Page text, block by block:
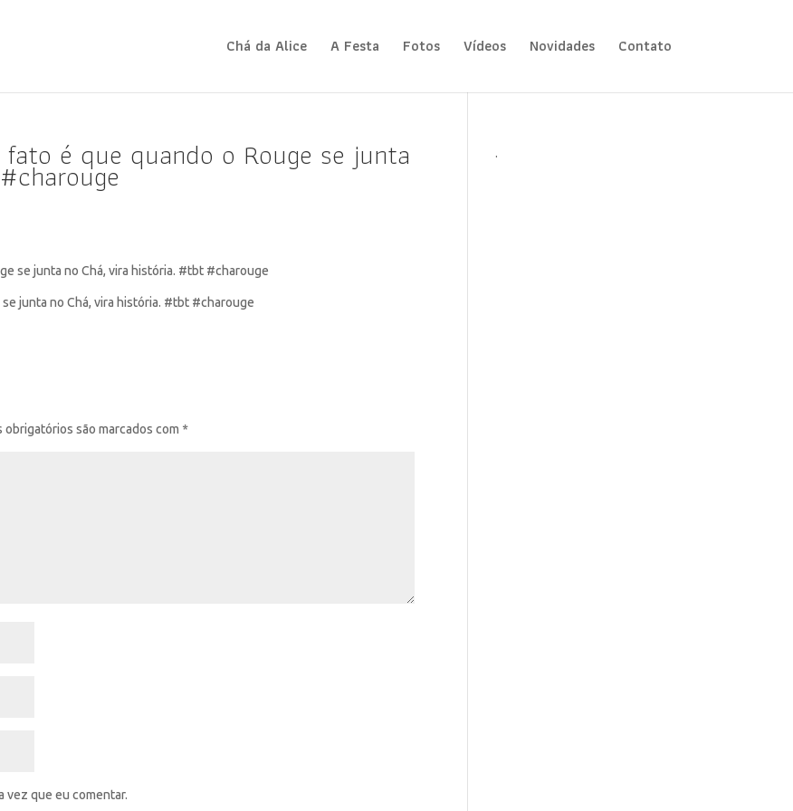
Chá da Alice A Festa Fotos Vídeos Novidades Contato
é que quando o Rouge se junta
junta no Chá, vira história. #tbt #charouge
obrigatórios são marcados com *
vez que eu comentar.
.